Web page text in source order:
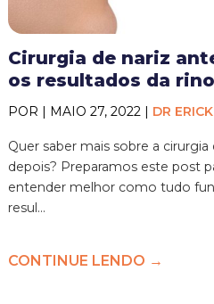
Cirurgia de nariz
os resultados da
POR | MAIO 27, 2022 | DR
Quer saber mais sobre a
depois? Preparamos este post
entender melhor como tudo
resul...
CONTINUE LENDO →